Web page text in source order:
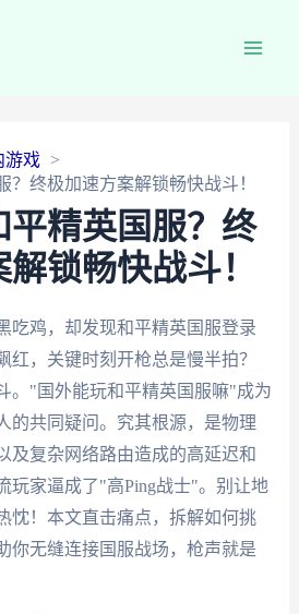
游戏
？终极加速方案解锁畅快战斗！
平精英国服？终
锁畅快战斗！
吃鸡，却发现和平精英国服登录
红，关键时刻开枪总是慢半拍？
。"国外能玩和平精英国服嘛"成为
的共同疑问。究其根源，是物理
及复杂网络路由造成的高延迟和
玩家逼成了"高Ping战士"。别让地
忱！本文直击痛点，拆解如何挑
你无缝连接国服战场，枪声就是